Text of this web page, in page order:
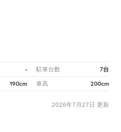
- 駐車台数 7台
190cm 車高 200cm
2026年7月27日 更新